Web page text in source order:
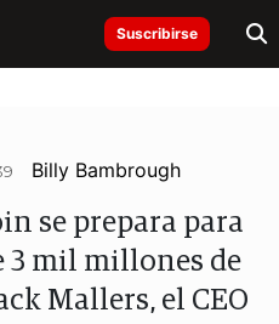
Suscribirse
Billy Bambrough
se prepara para
3 mil millones de
Mallers, el CEO